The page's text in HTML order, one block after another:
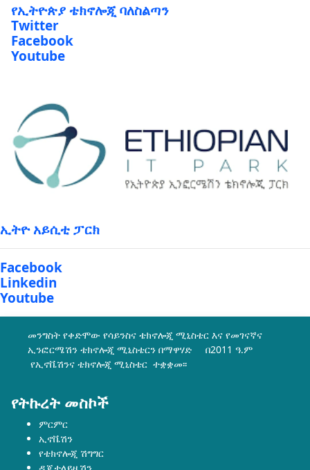
የኢትዮጵያ ቴክኖሎጂ ባለስልጣን
Twitter
Facebook
Youtube
ኢትዮ አይሲቲ ፓርክ
Facebook
Linkedin
Youtube
መንግስት የቀድሞው የሳይንስና ቴክኖሎጂ ሚኒስቴር እና የመገናኛና
ኢንፎርሜሽን ቴክኖሎጂ ሚኒስቴርን በማዋሃድ በ2011 ዓ.ም
የኢኖቬሽንና ቴክኖሎጂ ሚኒስቴር ተቋቋመ፡፡
የትኩረት መስኮች
ምርምር
ኢኖቬሽን
የቴክኖሎጂ ሽግግር